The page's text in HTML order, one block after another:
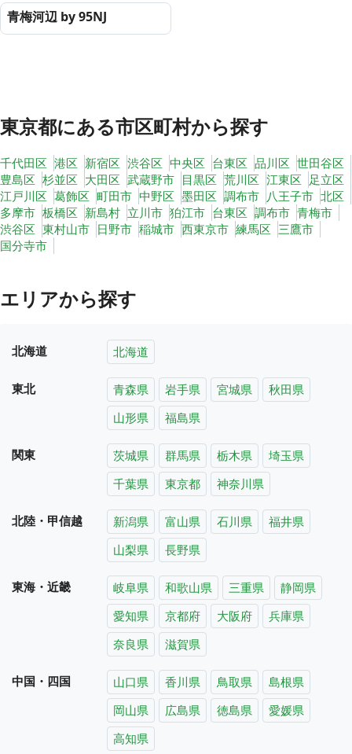
青梅河辺 by 95NJ
東京都にある市区町村から探す
千代田区 港区 新宿区 渋谷区 中央区 台東区 品川区 世田谷区
豊島区 杉並区 大田区 武蔵野市 目黒区 荒川区 江東区 足立区
江戸川区 葛飾区 町田市 中野区 墨田区 調布市 八王子市 北区
多摩市 板橋区 新島村 立川市 狛江市 台東区 調布市 青梅市
渋谷区 東村山市 日野市 稲城市 西東京市 練馬区 三鷹市
国分寺市
エリアから探す
北海道 北海道
東北 青森県 岩手県 宮城県
秋田県
山形県
福島県
関東 茨城県 群馬県 栃木県
埼玉県
千葉県
東京都 神奈川県
北陸・甲信越 新潟県 富山県 石川県
福井県
山梨県
長野県
東海・近畿 岐阜県 和歌山県 三重県
静岡県
愛知県
京都府 大阪府
兵庫県
奈良県
滋賀県
中国・四国 山口県 香川県 鳥取県
島根県
岡山県
広島県 徳島県
愛媛県
高知県